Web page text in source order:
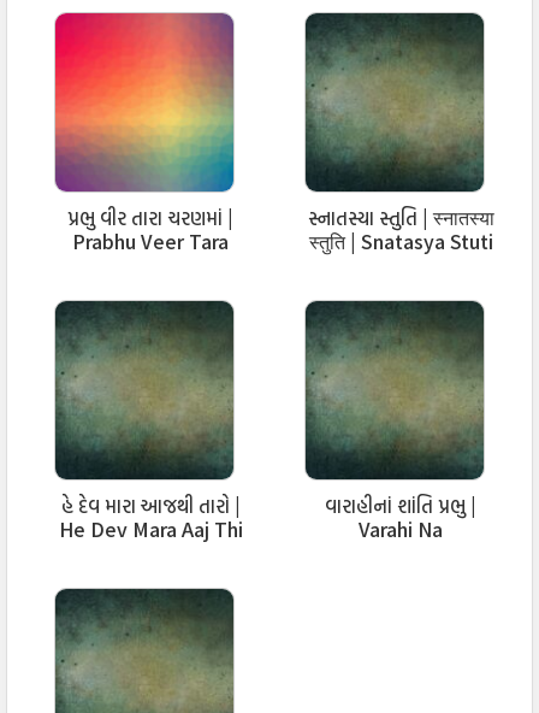
प्रतिभा तम्हारी गच्छने सन्मार्गबोध करावती!
वंदन उपाध्यायो! तुम्हारा चरणमा आगणित हो!
પ્રભુ વીર તારા ચરણમાં |
Prabhu Veer Tara
સ્નાતસ્યા સ્તુતિ | स्नातस्या
स्तुति | Snatasya Stuti
હે દેવ મારા આજથી તારો |
He Dev Mara Aaj Thi
વારાહીનાં શાંતિ પ્રભુ |
Varahi Na